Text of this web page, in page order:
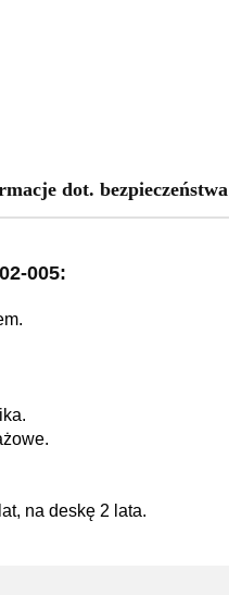
dot. bezpieczeństwa
005:
na deskę 2 lata.